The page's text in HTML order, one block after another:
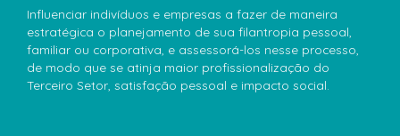
Influenciar indivíduos e empresas a fazer de maneira
estratégica o planejamento de sua filantropia pessoal,
familiar ou corporativa, e assessorá-los nesse processo,
de modo que se atinja maior profissionalização do
Terceiro Setor, satisfação pessoal e impacto social.